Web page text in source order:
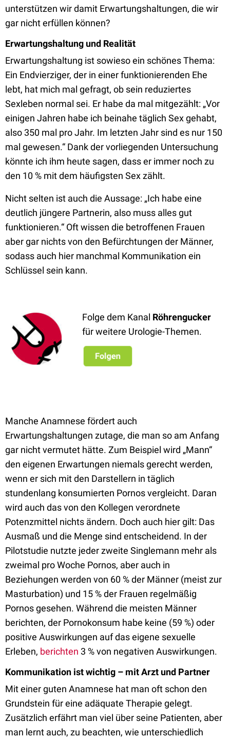
unterstützen wir damit Erwartungshaltungen, die wir
gar nicht erfüllen können?
Erwartungshaltung und Realität
Erwartungshaltung ist sowieso ein schönes Thema:
Ein Endvierziger, der in einer funktionierenden Ehe
lebt, hat mich mal gefragt, ob sein reduziertes
Sexleben normal sei. Er habe da mal mitgezählt: „Vor
einigen Jahren habe ich beinahe täglich Sex gehabt,
also 350 mal pro Jahr. Im letzten Jahr sind es nur 150
mal gewesen.“ Dank der vorliegenden Untersuchung
könnte ich ihm heute sagen, dass er immer noch zu
den 10 % mit dem häufigsten Sex zählt.
Nicht selten ist auch die Aussage: „Ich habe eine
deutlich jüngere Partnerin, also muss alles gut
funktionieren.“ Oft wissen die betroffenen Frauen
aber gar nichts von den Befürchtungen der Männer,
sodass auch hier manchmal Kommunikation ein
Schlüssel sein kann.
Folge dem Kanal Röhrengucker
für weitere Urologie-Themen.
Manche Anamnese fördert auch
Erwartungshaltungen zutage, die man so am Anfang
gar nicht vermutet hätte. Zum Beispiel wird „Mann“
den eigenen Erwartungen niemals gerecht werden,
wenn er sich mit den Darstellern in täglich
stundenlang konsumierten Pornos vergleicht. Daran
wird auch das von den Kollegen verordnete
Potenzmittel nichts ändern. Doch auch hier gilt: Das
Ausmaß und die Menge sind entscheidend. In der
Pilotstudie nutzte jeder zweite Singlemann mehr als
zweimal pro Woche Pornos, aber auch in
Beziehungen werden von 60 % der Männer (meist zur
Masturbation) und 15 % der Frauen regelmäßig
Pornos gesehen. Während die meisten Männer
berichten, der Pornokonsum habe keine (59 %) oder
positive Auswirkungen auf das eigene sexuelle
Erleben, berichten 3 % von negativen Auswirkungen.
Kommunikation ist wichtig – mit Arzt und Partner
Mit einer guten Anamnese hat man oft schon den
Grundstein für eine adäquate Therapie gelegt.
Zusätzlich erfährt man viel über seine Patienten, aber
man lernt auch, zu beachten, wie unterschiedlich